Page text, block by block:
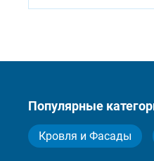
Популярные
Кровля и Фасады